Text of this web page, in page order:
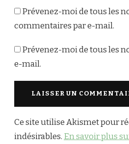
Prévenez-moi de tous les
commentaires par e-mail.
Prévenez-moi de tous les
e-mail.
Ce site utilise Akismet pour
indésirables. En savoir plus